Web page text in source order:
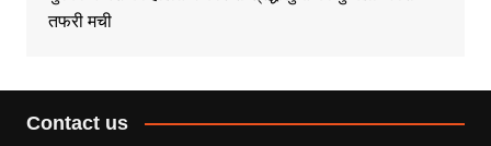
तफरी मची
Contact us